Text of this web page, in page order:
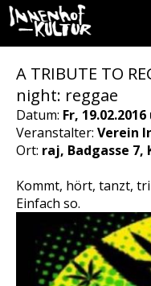
A TRIBUTE TO
night: reggae
Datum: Fr,
Veranstalter: Verein
Ort: raj, Badgasse
Kommt, hört, tanzt,
Einfach so.